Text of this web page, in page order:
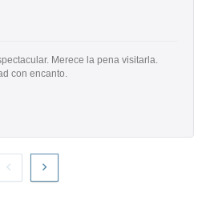
Merece la pena visitarla.
con encanto.